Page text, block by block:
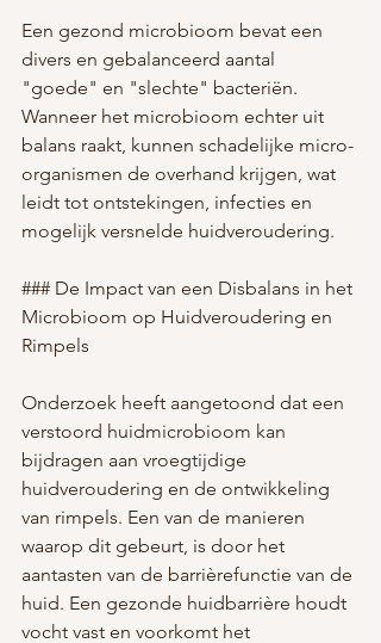
Een gezond microbioom bevat een
divers en gebalanceerd aantal
"goede" en "slechte" bacteriën.
Wanneer het microbioom echter uit
balans raakt, kunnen schadelijke micro-
organismen de overhand krijgen, wat
leidt tot ontstekingen, infecties en
mogelijk versnelde huidveroudering.
### De Impact van een Disbalans in het
Microbioom op Huidveroudering en
Rimpels
Onderzoek heeft aangetoond dat een
verstoord huidmicrobioom kan
bijdragen aan vroegtijdige
huidveroudering en de ontwikkeling
van rimpels. Een van de manieren
waarop dit gebeurt, is door het
aantasten van de barrièrefunctie van de
huid. Een gezonde huidbarrière houdt
vocht vast en voorkomt het